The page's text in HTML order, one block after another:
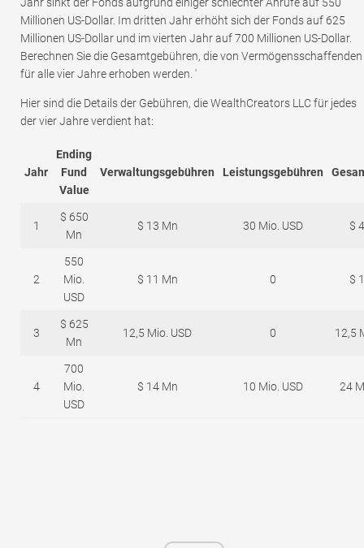
Millionen US-Dollar. Im dritten Jahr erhöht sich der Fonds auf 625
Millionen US-Dollar und im vierten Jahr auf 700 Millionen US-Dollar.
Berechnen Sie die Gesamtgebühren, die von Vermögensschaffenden
für alle vier Jahre erhoben werden. '
Hier sind die Details der Gebühren, die WealthCreators LLC für jedes
der vier Jahre verdient hat:
Jahr
Ending
Fund
Value
Verwaltungsgebühren Leistungsgebühren
1
$ 650
Mn
$ 13 Mn 30 Mio. USD $
2
550
Mio.
USD
$ 11 Mn 0 $
3
$ 625
Mn
12,5 Mio. USD 0 12,5
4
700
Mio.
USD
$ 14 Mn 10 Mio. USD 24